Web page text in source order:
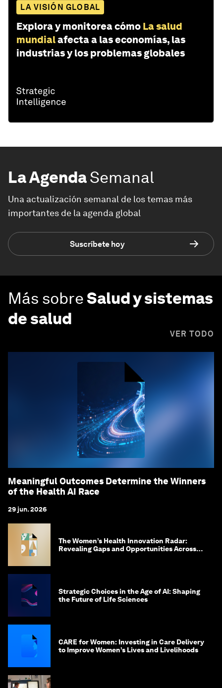
LA VISIÓN GLOBAL
Explora y monitorea cómo La salud
mundialafecta a las economías, las
industrias y los problemas globales
La AgendaSemanal
Una actualización semanal de los temas más
importantes de la agenda global
Suscríbete hoy
Más sobreSalud y sistemas
de salud
VER TODO
Meaningful Outcomes Determine the Winners
of the Health AI Race
29 jun. 2026
The Women’s Health Innovation Radar:
Revealing Gaps and Opportunities Across
Strategic Choices in the Age of AI: Shaping
the Future of Life Sciences
CARE for Women: Investing in Care Delivery
to Improve Women’s Lives and Livelihoods